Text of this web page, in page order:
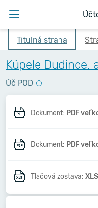
Titulná strana
Kúpele Dudince,
Úč POD
Dokument: PDF
Dokument: PDF
Tlačová zostava: